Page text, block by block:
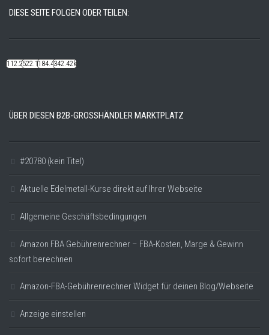
DIESE SEITE FOLGEN ODER TEILEN:
112.22k522.14k184.48k342.42k
ÜBER DIESEN B2B-GROSSHÄNDLER MARKTPLATZ
#20780 (kein Titel)
Aktuelle Edelmetall-Kurse direkt auf Ihrer Webseite
Allgemeine Geschäftsbedingungen
Amazon FBA Gebührenrechner – FBA-Kosten, Marge & Gewinn
sofort berechnen
Amazon-FBA-Gebührenrechner Widget für deinen Blog/Webseite
Anzeige einstellen